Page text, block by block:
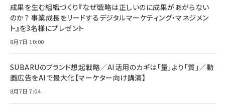
￥1,100
anan(アンアン)2026/07/08号 No.2502[2026
￥880
ママ投資家が育休中に１億貯めた株式投資
すい ガイド枠付き いPhone17 (6.3インチ) 対応
2枚セット DSP25F1698
￥1,599
￥6,980
全ワイヤレスイヤホン/アクティブノイズキャンセリ
￥5,000
Anker PowerLine III Flow USB-C & USB-C
Pro/Air 各種対応 (1.8m ミッドナイトブラック)
￥1,890
成果を生む組織づくり『なぜ戦略は正しいのに成果があがらない
のか？ 事業成長をリードするデジタルマーケティング・マネジメン
ト』を3名様にプレゼント
8月7日 10:00
SUBARUのブランド想起戦略／AI活用のカギは「量」より「質」／動
画広告をAIで最大化【マーケター向け講演】
8月7日 7:04